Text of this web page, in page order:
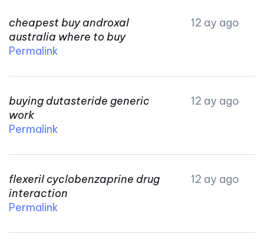
cheapest buy androxal
australia where to buy
12 ay ago
Permalink
buying dutasteride generic
work
12 ay ago
Permalink
flexeril cyclobenzaprine drug
interaction
12 ay ago
Permalink